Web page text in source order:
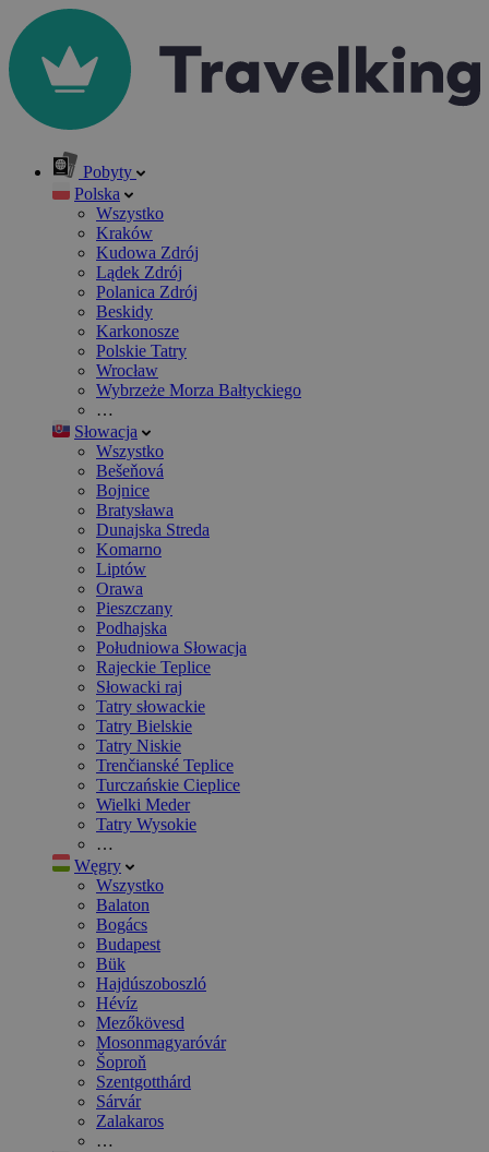
Pobyty
Polska
Wszystko
Kraków
Kudowa Zdrój
Lądek Zdrój
Polanica Zdrój
Beskidy
Karkonosze
Polskie Tatry
Wrocław
Wybrzeże Morza Bałtyckiego
…
Słowacja
Wszystko
Bešeňová
Bojnice
Bratysława
Dunajska Streda
Komarno
Liptów
Orawa
Pieszczany
Podhajska
Południowa Słowacja
Rajeckie Teplice
Słowacki raj
Tatry słowackie
Tatry Bielskie
Tatry Niskie
Trenčianské Teplice
Turczańskie Cieplice
Wielki Meder
Tatry Wysokie
…
Węgry
Wszystko
Balaton
Bogács
Budapest
Bük
Hajdúszoboszló
Hévíz
Mezőkövesd
Mosonmagyaróvár
Šoproň
Szentgotthárd
Sárvár
Zalakaros
…